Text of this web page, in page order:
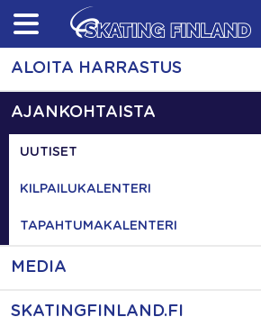
Skip
content
ALOITA HARRASTUS
AJANKOHTAISTA
UUTISET
KILPAILUKALENTERI
TAPAHTUMAKALENTERI
MEDIA
SKATINGFINLAND.FI